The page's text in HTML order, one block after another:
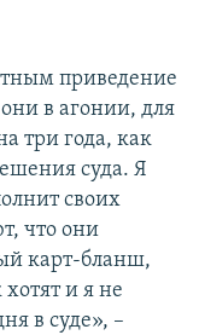
приведение
в агонии, для
три года, как
суда. Я
своих
что они
карт-бланш,
и я не
в суде», –